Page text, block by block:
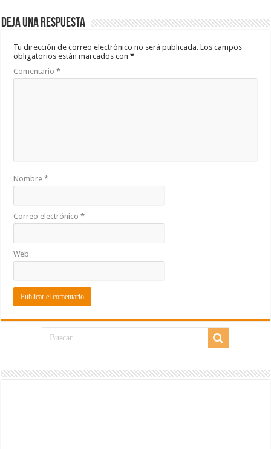
Deja una respuesta
Tu dirección de correo electrónico no será publicada. Los campos
obligatorios están marcados con*
Comentario*
Nombre*
Correo electrónico*
Web